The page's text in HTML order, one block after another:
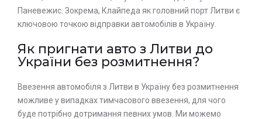
Паневежис. Зокрема, Клайпеда як головний порт Литви є
ключовою точкою відправки автомобілів в Україну.
Як пригнати авто з Литви до
України без розмитнення?
Ввезення автомобіля з Литви в Україну без розмитнення
можливе у випадках тимчасового ввезення, для чого
буде потрібно дотримання певних умов. Ми можемо